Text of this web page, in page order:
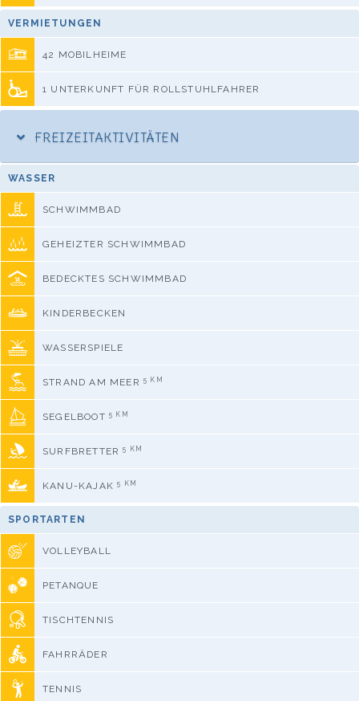
VERMIETUNGEN
42 MOBILHEIME
1 UNTERKUNFT FÜR ROLLSTUHLFAHRER
FREIZEITAKTIVITÄTEN
WASSER
SCHWIMMBAD
GEHEIZTER SCHWIMMBAD
BEDECKTES SCHWIMMBAD
KINDERBECKEN
WASSERSPIELE
STRAND AM MEER 5 KM
SEGELBOOT 5 KM
SURFBRETTER5 KM
KANU-KAJAK5 KM
SPORTARTEN
VOLLEYBALL
PETANQUE
TISCHTENNIS
FAHRRÄDER
TENNIS